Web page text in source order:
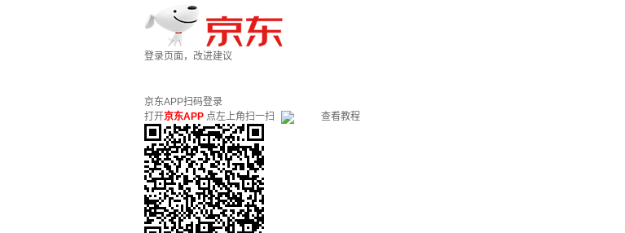
登录页面，改进建议
京东APP扫码登录
打开京东APP 点左上角扫一扫 查看教程